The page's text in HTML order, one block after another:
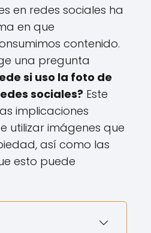
en redes sociales ha
en que
contenido.
una pregunta
si uso la foto de
sociales? Este
implicaciones
utilizar imágenes que
así como las
esto puede